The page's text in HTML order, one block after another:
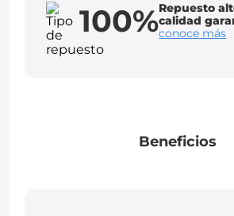
100%Repuesto
calidad
conoce más
Beneficios